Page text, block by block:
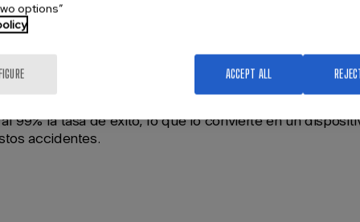
revisado y aprobado por el Comité Ético de
de Warwick y realizado por iniciativa de estas
LifeVac tuvo una mayor tasa de éxito en la
aérea en comparación con las compresiones
(Dechoker).
99% la tasa de éxito, lo que lo convierte en un
accidentes.
options”
ACCEPT ALL